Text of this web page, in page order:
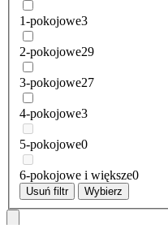
1-pokojowe3
2-pokojowe29
3-pokojowe27
4-pokojowe3
5-pokojowe0
6-pokojowe i większe0
Usuń filtr Wybierz